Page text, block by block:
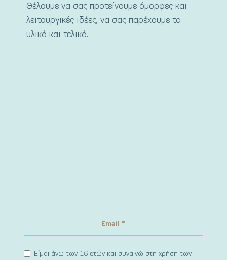
Θέλουμε να σας προτείνουμε όμορφες και
λειτουργικές ιδέες, να σας παρέχουμε τα
υλικά και τελικά.
Είμαι άνω των 16 ετών και συναινώ στη χρήση των